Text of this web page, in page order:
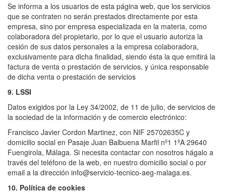
Se informa a los usuarios de esta página web, que los servicios
que se contraten no serán prestados directamente por esta
empresa, sino por empresa especializada en la materia, como
colaboradora del propietario, por lo que el usuario autoriza la
cesión de sus datos personales a la empresa colaboradora,
exclusivamente para dicha finalidad, siendo ésta la que emitirá la
factura de venta o prestación de servicios, y única responsable
de dicha venta o prestación de servicios
9. LSSI
Datos exigidos por la Ley 34/2002, de 11 de julio, de servicios de
la sociedad de la información y de comercio electrónico:
Francisco Javier Cordon Martinez, con NIF 25702635C y
domicilio social en Pasaje Juan Balbuena Marfil nº1 1ºA 29640
Fuengirola, Málaga. Si necesita contactar con nosotros hágalo a
través del teléfono de la web, en nuestro domicilio social o por
email a la dirección info@servicio-tecnico-aeg-malaga.es.
10. Política de cookies